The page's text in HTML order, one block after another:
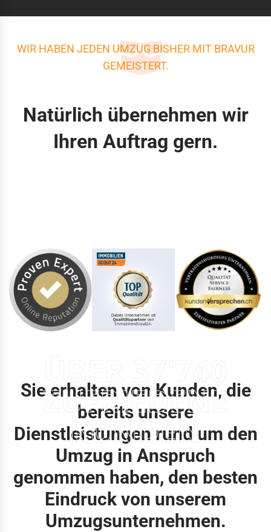
WIR HABEN JEDEN UMZUG BISHER MIT BRAVUR
GEMEISTERT.
Natürlich übernehmen wir
Ihren Auftrag gern.
ZUFRIEDENE
KUNDEN
Sie erhalten von Kunden, die
bereits unsere
Dienstleistungen rund um den
Umzug in Anspruch
genommen haben, den besten
Eindruck von unserem
Umzugsunternehmen.